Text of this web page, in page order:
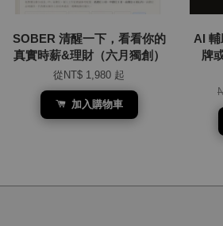
SOBER 清醒一下，看看你的
真實時薪&理財（六月獨創）
從NT$ 1,980 起
加入購物車
AI
牌